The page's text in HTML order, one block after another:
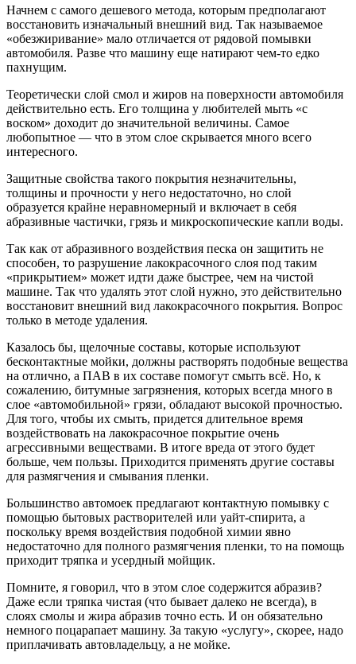
Начнем с самого дешевого метода, которым предполагают
восстановить изначальный внешний вид. Так называемое
«обезжиривание» мало отличается от рядовой помывки
автомобиля. Разве что машину еще натирают чем-то едко
пахнущим.
Теоретически слой смол и жиров на поверхности автомобиля
действительно есть. Его толщина у любителей мыть «с
воском» доходит до значительной величины. Самое
любопытное — что в этом слое скрывается много всего
интересного.
Защитные свойства такого покрытия незначительны,
толщины и прочности у него недостаточно, но слой
образуется крайне неравномерный и включает в себя
абразивные частички, грязь и микроскопические капли воды.
Так как от абразивного воздействия песка он защитить не
способен, то разрушение лакокрасочного слоя под таким
«прикрытием» может идти даже быстрее, чем на чистой
машине. Так что удалять этот слой нужно, это действительно
восстановит внешний вид лакокрасочного покрытия. Вопрос
только в методе удаления.
Казалось бы, щелочные составы, которые используют
бесконтактные мойки, должны растворять подобные вещества
на отлично, а ПАВ в их составе помогут смыть всё. Но, к
сожалению, битумные загрязнения, которых всегда много в
слое «автомобильной» грязи, обладают высокой прочностью.
Для того, чтобы их смыть, придется длительное время
воздействовать на лакокрасочное покрытие очень
агрессивными веществами. В итоге вреда от этого будет
больше, чем пользы. Приходится применять другие составы
для размягчения и смывания пленки.
Большинство автомоек предлагают контактную помывку с
помощью бытовых растворителей или уайт-спирита, а
поскольку время воздействия подобной химии явно
недостаточно для полного размягчения пленки, то на помощь
приходит тряпка и усердный мойщик.
Помните, я говорил, что в этом слое содержится абразив?
Даже если тряпка чистая (что бывает далеко не всегда), в
слоях смолы и жира абразив точно есть. И он обязательно
немного поцарапает машину. За такую «услугу», скорее, надо
приплачивать автовладельцу, а не мойке.